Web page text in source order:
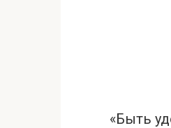
«Быть